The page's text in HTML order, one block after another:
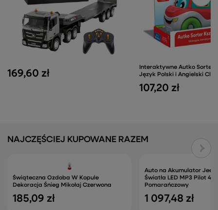
169,60 zł
Interaktywne Autko Sorter
Język Polski i Angielski
107,20 zł
NAJCZĘŚCIEJ KUPOWANE RAZEM
Świąteczna Ozdoba W Kopule
Dekoracja Śnieg Mikołaj Czerwona
185,09 zł
Auto na Akumulator Jeep
Światła LED MP3 Pilot 4x4
Pomarańczowy
1 097,48 zł